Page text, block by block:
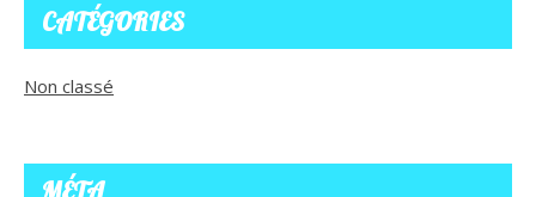
CATÉGORIES
Non classé